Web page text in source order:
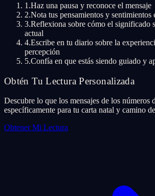
1.Haz una pausa y reconoce el mensaje
2.Nota tus pensamientos y sentimientos
3.Reflexiona sobre cómo el significado
actual
4.Escribe en tu diario sobre la
percepción
5.Confía en que estás siendo guiado y
Obtén Tu Lectura Personalizada
Descubre lo que los mensajes de los números
específicamente para tu carta natal y camino
Obtener Mi Lectura